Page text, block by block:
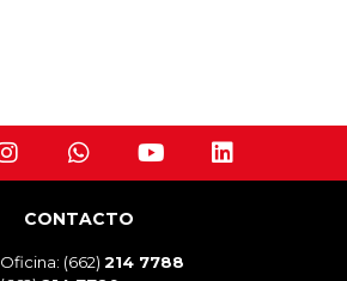
CONTACTO
Oficina: (662)214 7788